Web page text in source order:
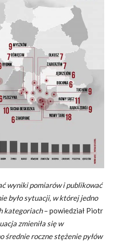
wyniki pomiarów i publikować
było sytuacji, w której jedno
kategoriach– powiedział Piotr
zmieniła się w
średnie roczne stężenie pyłów